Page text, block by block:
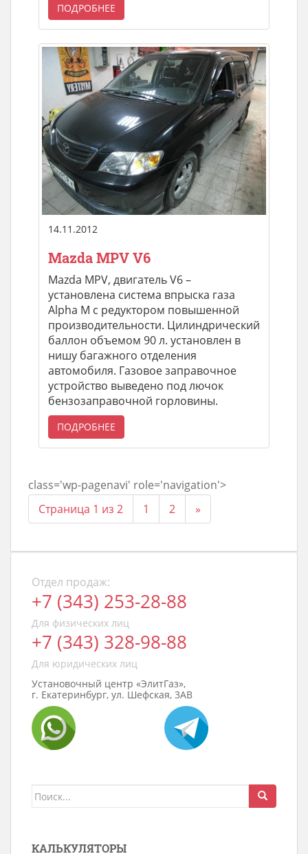
ПОДРОБНЕЕ
14.11.2012
Mazda MPV V6
Mazda MPV, двигатель V6 –
установлена система впрыска газа
Alpha M с редуктором повышенной
производительности. Цилиндрический
баллон объемом 90 л. установлен в
нишу багажного отделения
автомобиля. Газовое заправочное
устройство выведено под лючок
бензозаправочной горловины.
ПОДРОБНЕЕ
class='wp-pagenavi' role='navigation'>
Страница 1 из 2
1 2 »
Отдел продаж:
+7 (343) 253-28-88
Для физических лиц
+7 (343) 328-98-88
Для юридических лиц
Установочный центр «ЭлитГаз»,
г. Екатеринбург, ул. Шефская, 3АВ
Поиск
КАЛЬКУЛЯТОРЫ